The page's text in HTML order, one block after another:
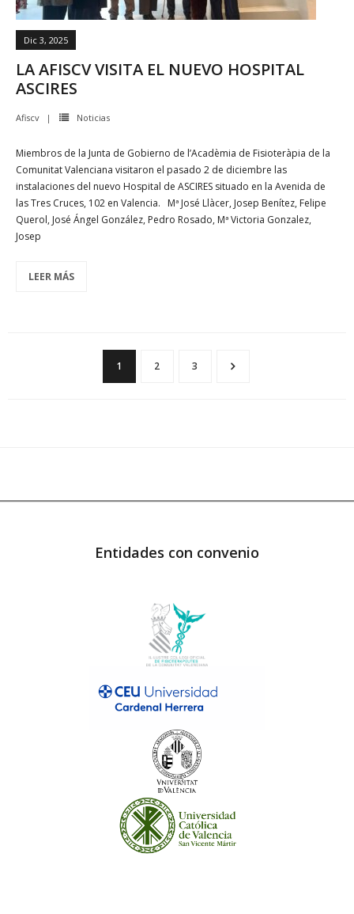
LA AFISCV VISITA EL NUEVO HOSPITAL
ASCIRES
Dic 3, 2025
Afiscv Noticias
Miembros de la Junta de Gobierno de l’Acadèmia de Fisioteràpia de la
Comunitat Valenciana visitaron el pasado 2 de diciembre las
instalaciones del nuevo Hospital de ASCIRES situado en la Avenida de
las Tres Cruces, 102 en Valencia. Mª José Llàcer, Josep Benítez, Felipe
Querol, José Ángel González, Pedro Rosado, Mª Victoria Gonzalez,
Josep
LEER MÁS
1 2 3
Entidades con convenio